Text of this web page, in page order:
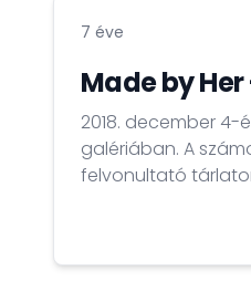
7 éve
Made by
2018. december 4-
galériában. A
felvonultató